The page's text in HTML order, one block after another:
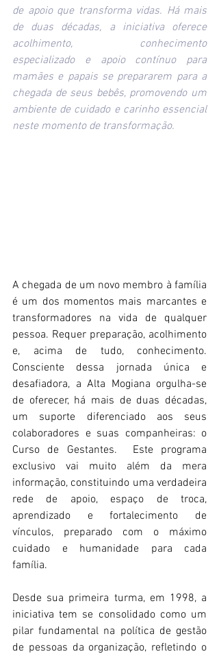
de apoio que transforma vidas. Há mais
de duas décadas, a iniciativa oferece
acolhimento, conhecimento
especializado e apoio contínuo para
mamães e papais se prepararem para a
chegada de seus bebês, promovendo um
ambiente de cuidado e carinho essencial
neste momento de transformação.
A chegada de um novo membro à família
é um dos momentos mais marcantes e
transformadores na vida de qualquer
pessoa. Requer preparação, acolhimento
e, acima de tudo, conhecimento.
Consciente dessa jornada única e
desafiadora, a Alta Mogiana orgulha-se
de oferecer, há mais de duas décadas,
um suporte diferenciado aos seus
colaboradores e suas companheiras: o
Curso de Gestantes.  Este programa
exclusivo vai muito além da mera
informação, constituindo uma verdadeira
rede de apoio, espaço de troca,
aprendizado e fortalecimento de
vínculos, preparado com o máximo
cuidado e humanidade para cada
família.
Desde sua primeira turma, em 1998, a
iniciativa tem se consolidado como um
pilar fundamental na política de gestão
de pessoas da organização, refletindo o